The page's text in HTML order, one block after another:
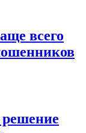
всего
решение